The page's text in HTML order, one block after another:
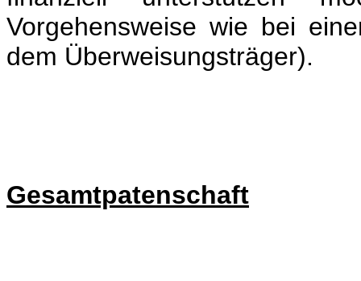
Vorgehensweise wie bei
dem Überweisungsträger).
Gesamtpatenschaft